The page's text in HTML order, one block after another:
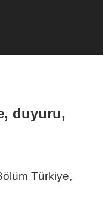
duyuru,
Türkiye,